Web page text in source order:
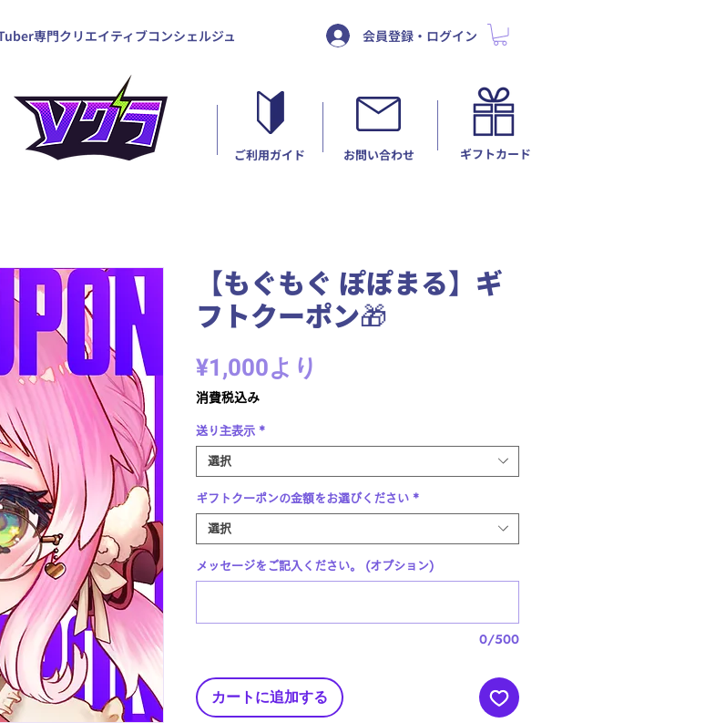
専門クリエイティブコンシェルジュ
ギフトカード
​お問い合わせ
ご利用ガイド
会員登録・ログイン
【もぐもぐ ぽぽまる】ギ
フトクーポン🎁
¥1,000より
価
格
消費税込み
送り主表示 *
選択
ギフトクーポンの金額をお選びください *
選択
メッセージをご記入ください。 (オプション)
0/500
カートに追加する